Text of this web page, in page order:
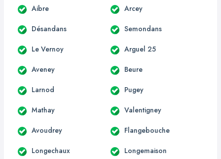
Aibre Arcey
Désandans Semondans
Le Vernoy Arguel 25
Aveney Beure
Larnod Pugey
Mathay Valentigney
Avoudrey Flangebouche
Longechaux Longemaison